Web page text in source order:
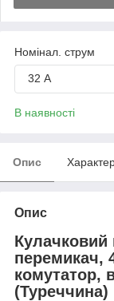
Номінал. струм
32 А
В наявності
Опис
Опис
Кулачковий
перемикач,
комутатор,
(Туреччина)